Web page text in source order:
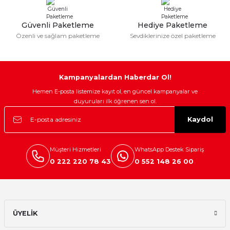
Güvenli Paketleme
Özenli ve sağlam paketleme
Hediye Paketleme
Sevdiklerinize özel paketleme
Kampanyalardan Haberdar Ol!
Hemen E-posta listemize kayıt ol, en güncel kampanyalar ve
duyuruları ilk öğrenen sen ol.
Kaydol
Müşteri Hizmetleri
0 222 220 78 43
WhatsApp Destek Sipariş
0 552 148 26 00
ÜYELİK